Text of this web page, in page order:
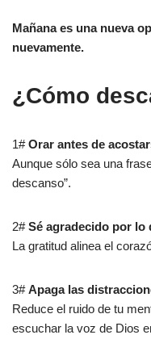
Mañana es una nueva
nuevamente.
¿Cómo
1#Orar antes de
Aunque sólo sea una
descanso”.
2#Sé agradecido por lo
La gratitud alinea el
3#Apaga las
Reduce el ruido de tu
escuchar la voz de Dios